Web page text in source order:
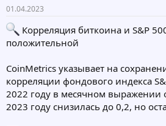
01.04.2023
Корреляция биткоина и S&P
положительной
CoinMetrics указывает на
корреляции фондового индекса
2022 году в месячном выражении
2023 году снизилась до 0,2, но